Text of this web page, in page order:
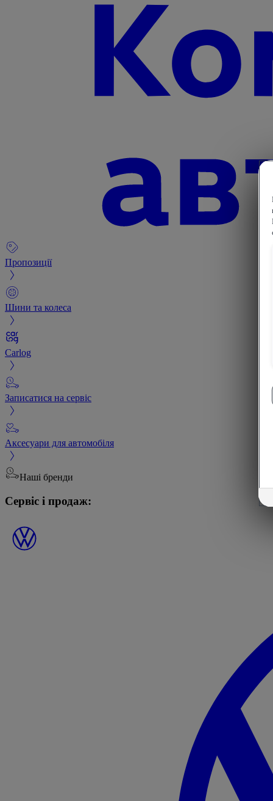
Пропозиції
Шини та колеса
Carlog
Записатися на сервіс
Аксесуари для автомобіля
Наші бренди
Сервіс і продаж: